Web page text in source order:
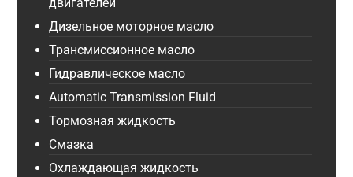
Дизельное моторное масло
Трансмиссионное масло
Гидравлическое масло
Automatic Transmission Fluid
Тормозная жидкость
Смазка
Охлаждающая жидкость